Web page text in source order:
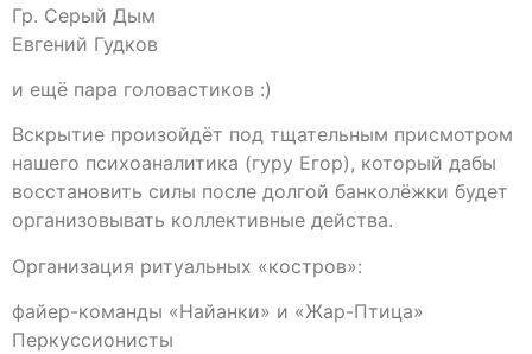
Гр. Серый Дым
Евгений Гудков
и ещё пара головастиков :)
Вскрытие произойдёт под тщательным присмотром
нашего психоаналитика (гуру Егор), который дабы
восстановить силы после долгой банколёжки будет
организовывать коллективные действа.
Организация ритуальных «костров»:
файер-команды «Найанки» и «Жар-Птица»
Перкуссионисты